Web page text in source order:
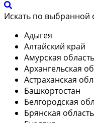
Искать по выбранной
Адыгея
Алтайский край
Амурская область
Архангельская
Астраханская
Башкортостан
Белгородская
Брянская область